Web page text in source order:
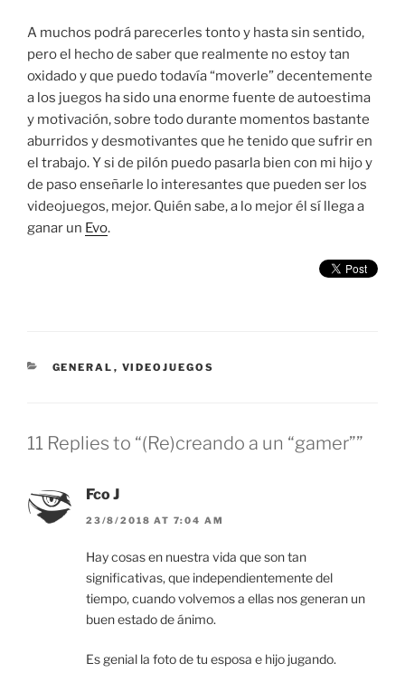
A muchos podrá parecerles tonto y hasta sin sentido,
pero el hecho de saber que realmente no estoy tan
oxidado y que puedo todavía “moverle” decentemente
a los juegos ha sido una enorme fuente de autoestima
y motivación, sobre todo durante momentos bastante
aburridos y desmotivantes que he tenido que sufrir en
el trabajo. Y si de pilón puedo pasarla bien con mi hijo y
de paso enseñarle lo interesantes que pueden ser los
videojuegos, mejor. Quién sabe, a lo mejor él sí llega a
ganar un Evo.
CATEGORIES
GENERAL , VIDEOJUEGOS
11 Replies to “(Re)creando a un “gamer””
Fco J
23/8/2018 AT 7:04 AM
Hay cosas en nuestra vida que son tan
significativas, que independientemente del
tiempo, cuando volvemos a ellas nos generan un
buen estado de ánimo.
Es genial la foto de tu esposa e hijo jugando.